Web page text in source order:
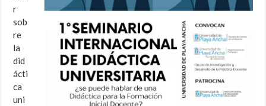
r
sob
re
la
did
ácti
ca
uni